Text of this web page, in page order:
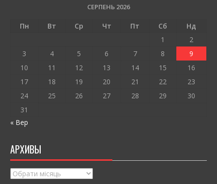
o
и
т
СЕРПЕНЬ 2026
Пн Вт Ср Чт Пт Сб
Нд
1
2
3
4 5 6 7 8
9
10
11 12 13 14 15
16
17
18 19 20 21 22
23
24
25 26 27 28 29
30
31
« Вер
АРХИВЫ
Архивы